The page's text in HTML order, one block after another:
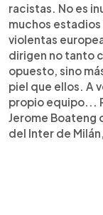
racistas. No es
muchos estadios
violentas
dirigen no tanto
opuesto, sino
piel que ellos. A
propio equipo...
Jerome Boateng
del Inter de